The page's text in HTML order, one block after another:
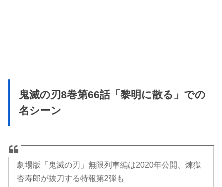
鬼滅の刃8巻第66話「黎明に散る」での
名シーン
劇場版「鬼滅の刃」無限列車編は2020年公開、煉獄
杏寿郎が抜刀する特報第2弾も